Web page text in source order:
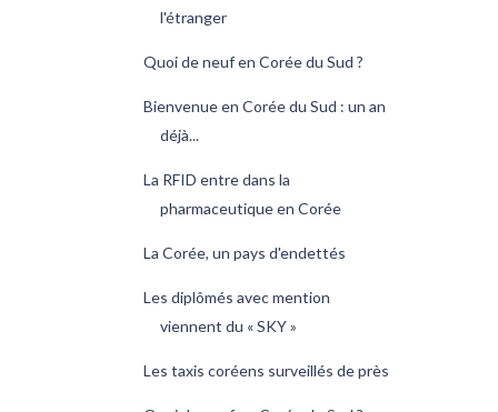
l'étranger
Quoi de neuf en Corée du Sud ?
Bienvenue en Corée du Sud : un an
déjà...
La RFID entre dans la
pharmaceutique en Corée
La Corée, un pays d'endettés
Les diplômés avec mention
viennent du « SKY »
Les taxis coréens surveillés de près